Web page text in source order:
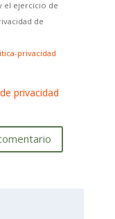
el ejercicio de
de
privacidad
privacidad